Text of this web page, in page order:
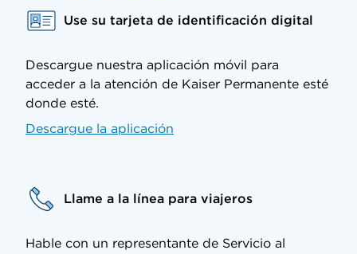
Use su tarjeta de identificación digital
Descargue nuestra aplicación móvil para
acceder a la atención de Kaiser Permanente esté
donde esté.
Descargue la aplicación
Llame a la línea para viajeros
Hable con un representante de Servicio al